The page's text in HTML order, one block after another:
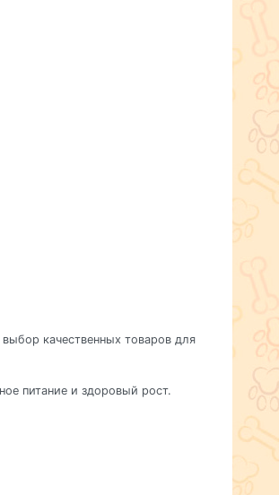
качественных товаров для
питание и здоровый рост.